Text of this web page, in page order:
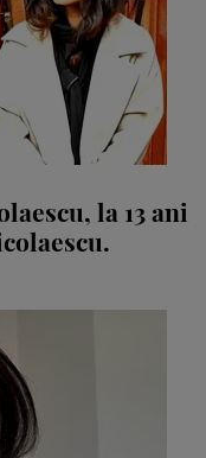
la 13 ani